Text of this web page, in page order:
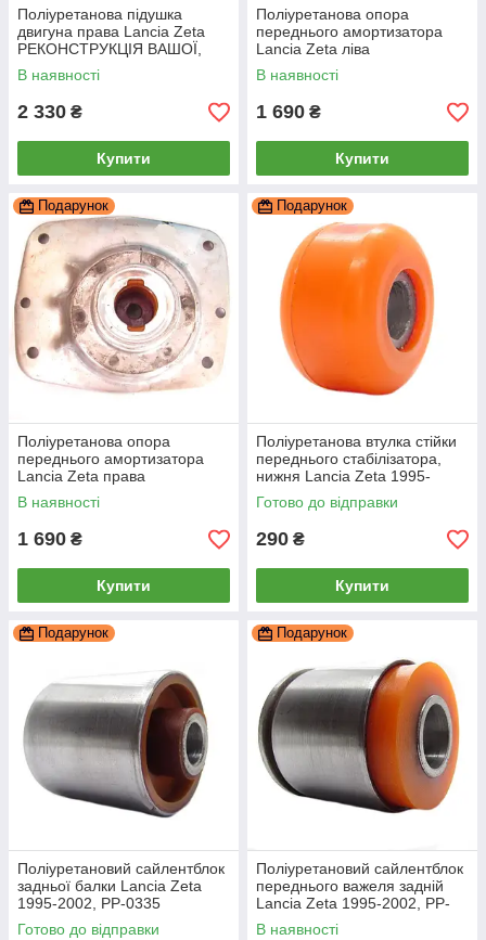
Поліуретанова підушка
двигуна права Lancia Zeta
РЕКОНСТРУКЦІЯ ВАШОЇ,
PP-2220b
В наявності
2 330 ₴
Купити
Поліуретанова опора
переднього амортизатора
Lancia Zeta ліва
РЕКОНСТРУКЦІЯ ВАШОЇ,
PP-2084bal
В наявності
1 690 ₴
Купити
Подарунок
Поліуретанова опора
переднього амортизатора
Lancia Zeta права
РЕКОНСТРУКЦІЯ ВАШОЇ,
PP-2084bar
В наявності
1 690 ₴
Купити
Подарунок
Поліуретанова втулка стійки
переднього стабілізатора,
нижня Lancia Zeta 1995-
2002, PP-0064
Готово до відправки
290 ₴
Купити
Подарунок
Поліуретановий сайлентблок
задньої балки Lancia Zeta
1995-2002, PP-0335
Готово до відправки
Подарунок
Поліуретановий сайлентблок
переднього важеля задній
Lancia Zeta 1995-2002, PP-
0442
В наявності